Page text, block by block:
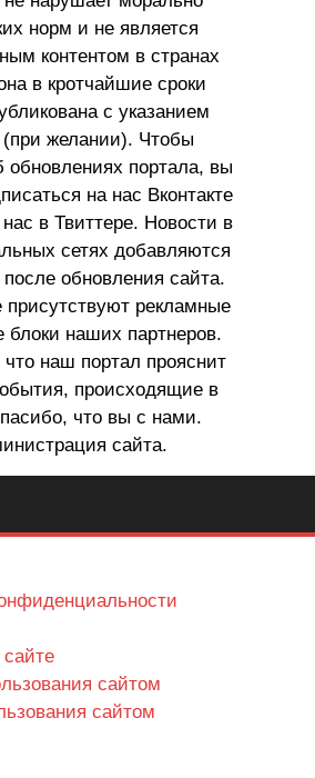
норм и не является
контентом в странах
в кротчайшие сроки
с указанием
(при желании). Чтобы
обновлениях портала, вы
на нас Вконтакте
в Твиттере. Новости в
сетях добавляются
после обновления сайта.
присутствуют рекламные
блоки наших партнеров.
наш портал прояснит
происходящие в
что вы с нами.
сайта.
сайтом
сайтом